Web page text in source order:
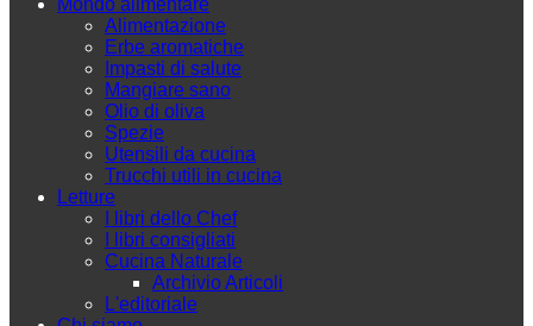
Alimentazione
Erbe aromatiche
Impasti di salute
Mangiare sano
Olio di oliva
Spezie
Utensili da cucina
Trucchi utili in cucina
Letture
I libri dello Chef
I libri consigliati
Cucina Naturale
Archivio Articoli
L'editoriale